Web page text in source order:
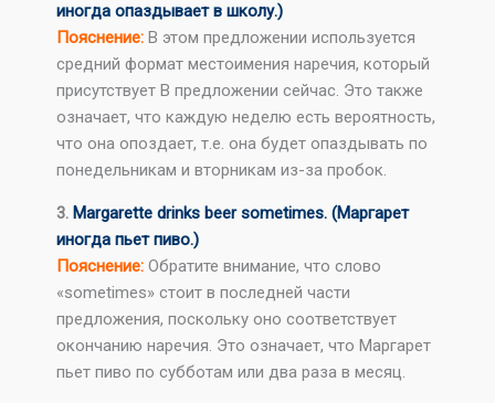
иногда опаздывает в школу.)
Пояснение: В этом предложении используется
средний формат местоимения наречия, который
присутствует В предложении сейчас. Это также
означает, что каждую неделю есть вероятность,
что она опоздает, т.е. она будет опаздывать по
понедельникам и вторникам из-за пробок.
3. Margarette drinks beer sometimes. (Маргарет
иногда пьет пиво.)
Пояснение: Обратите внимание, что слово
«sometimes» стоит в последней части
предложения, поскольку оно соответствует
окончанию наречия. Это означает, что Маргарет
пьет пиво по субботам или два раза в месяц.